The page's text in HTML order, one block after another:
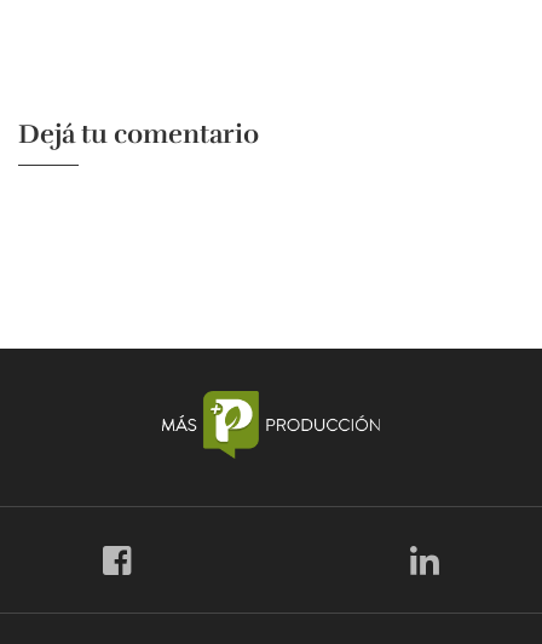
Dejá tu comentario